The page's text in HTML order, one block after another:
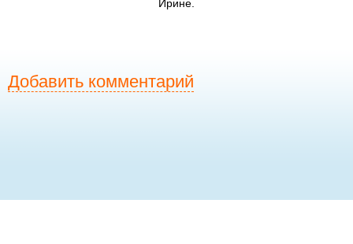
Ирине.
Добавить комментарий